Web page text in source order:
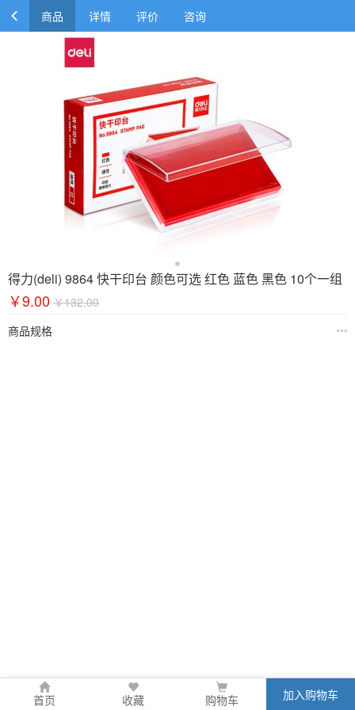
商品 详情 评价 咨询
得力(deli) 9864 快干印台 颜色可选 红色 蓝色 黑色 10个一组
￥9.00 ￥132.00
商品规格
首页 收藏 购物车 加入购物车